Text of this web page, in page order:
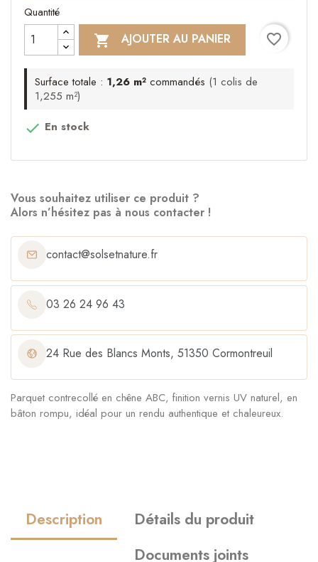
Quantité
 AJOUTER AU PANIER favorite_border
Surface totale : 1,26 m²commandés (1 colis de
1,255 m²)
 En stock
Vous souhaitez utiliser ce produit ?
Alors n’hésitez pas à nous contacter !
contact@solsetnature.fr
03 26 24 96 43
24 Rue des Blancs Monts, 51350 Cormontreuil
Parquet contrecollé en chêne ABC, finition vernis UV naturel, en
bâton rompu, idéal pour un rendu authentique et chaleureux.
Description
Détails du produit
Documents joints